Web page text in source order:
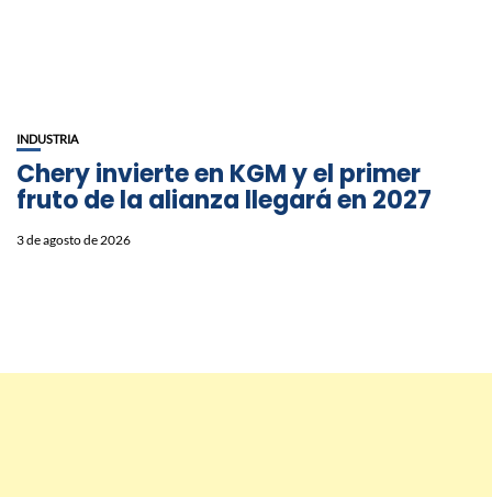
INDUSTRIA
Chery invierte en KGM y el primer
fruto de la alianza llegará en 2027
3 de agosto de 2026